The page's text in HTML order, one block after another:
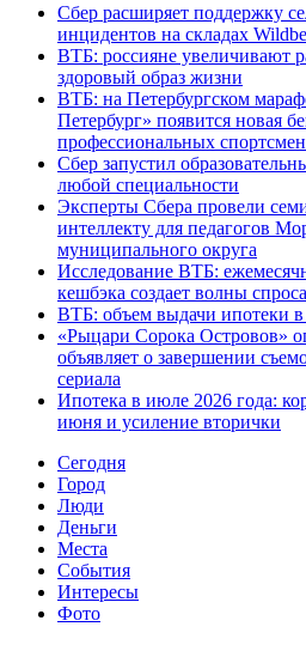
Сбер расширяет поддержку
инцидентов на складах
ВТБ: россияне увеличивают
здоровый образ жизни
ВТБ: на Петербургском
Петербург» появится новая
профессиональных
Сбер запустил
любой специальности
Эксперты Сбера провели
интеллекту для педагогов
муниципального округа
Исследование ВТБ:
кешбэка создает волны спроса
ВТБ: объем выдачи ипотеки
«Рыцари Сорока Островов»
объявляет о завершении
сериала
Ипотека в июле 2026 года:
июня и усиление вторички
Cегодня
Город
Люди
Деньги
Места
События
Интересы
Фото